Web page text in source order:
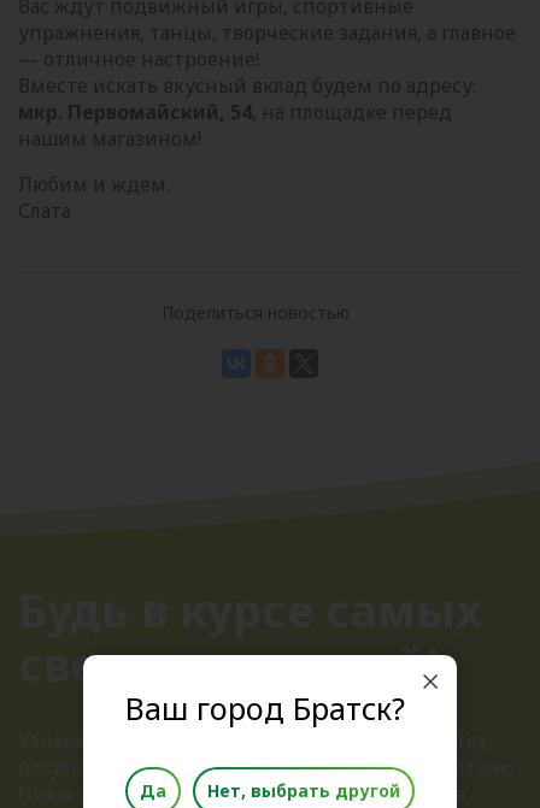
Вас ждут подвижный игры, спортивные
упражнения, танцы, творческие задания, а главное
— отличное настроение!
Вместе искать вкусный вклад будем по адресу:
мкр. Первомайский, 54, на площадке перед
нашим магазином!
Любим и ждём.
Слата
Поделиться новостью
свежих новостей!
результатах розыгрышей и ближайших открытиях.
Никакого спама, только полезная информация
Ваш город Братск?
Да Нет, выбрать другой